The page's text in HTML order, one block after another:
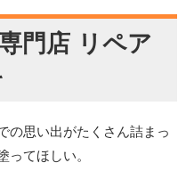
門店 リペア
の思い出がたくさん詰まっ
てほしい。